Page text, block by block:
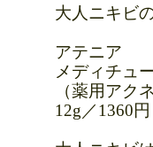
大人ニキビ
アテニア
メディチュ
（薬用アク
12g／1360円